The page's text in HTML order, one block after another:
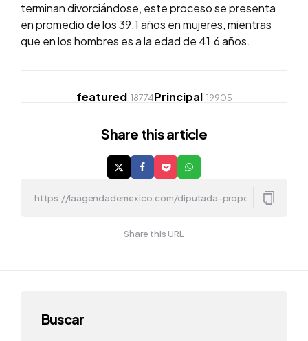
terminan divorciándose, este proceso se presenta
en promedio de los 39.1 años en mujeres, mientras
que en los hombres es a la edad de 41.6 años.
featured 18774Principal 19905
Share this article
Share this URL
Buscar